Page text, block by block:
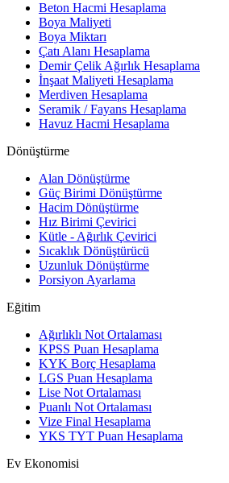
Beton Hacmi Hesaplama
Boya Maliyeti
Boya Miktarı
Çatı Alanı Hesaplama
Demir Çelik Ağırlık Hesaplama
İnşaat Maliyeti Hesaplama
Merdiven Hesaplama
Seramik / Fayans Hesaplama
Havuz Hacmi Hesaplama
Dönüştürme
Alan Dönüştürme
Güç Birimi Dönüştürme
Hacim Dönüştürme
Hız Birimi Çevirici
Kütle - Ağırlık Çevirici
Sıcaklık Dönüştürücü
Uzunluk Dönüştürme
Porsiyon Ayarlama
Eğitim
Ağırlıklı Not Ortalaması
KPSS Puan Hesaplama
KYK Borç Hesaplama
LGS Puan Hesaplama
Lise Not Ortalaması
Puanlı Not Ortalaması
Vize Final Hesaplama
YKS TYT Puan Hesaplama
Ev Ekonomisi